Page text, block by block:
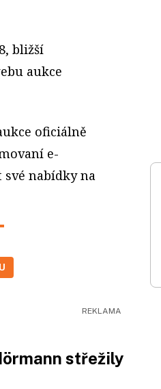
bližší
aukce
oficiálně
e-
nabídky na
střežily